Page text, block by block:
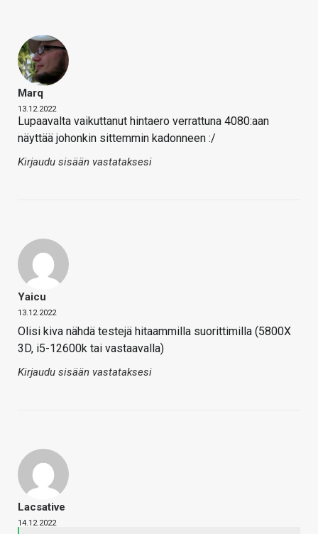
Marq
13.12.2022
Lupaavalta vaikuttanut hintaero verrattuna 4080:aan
näyttää johonkin sittemmin kadonneen :/
Kirjaudu sisään vastataksesi
Yaicu
13.12.2022
Olisi kiva nähdä testejä hitaammilla suorittimilla (5800X
3D, i5-12600k tai vastaavalla)
Kirjaudu sisään vastataksesi
Lacsative
14.12.2022